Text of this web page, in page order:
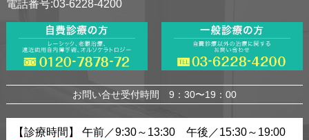
電話番号:03-6228-4200
お問い合せ受付時間 9：30〜19：00
【診療時間】 午前／9:30～13:30 午後／15:30～19:00